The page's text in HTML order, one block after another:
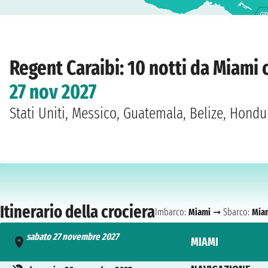
Regent Caraibi: 10 notti da Miami
27 nov 2027
Stati Uniti, Messico, Guatemala, Belize,
Itinerario della crocieraImbarco: Miami ➞ Sbarco:
sabato 27 novembre 2027
MIAMI